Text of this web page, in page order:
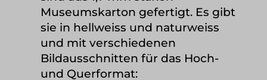
Museumskarton gefertigt. Es gibt
sie in hellweiss und naturweiss
und mit verschiedenen
Bildausschnitten für das Hoch-
und Querformat: